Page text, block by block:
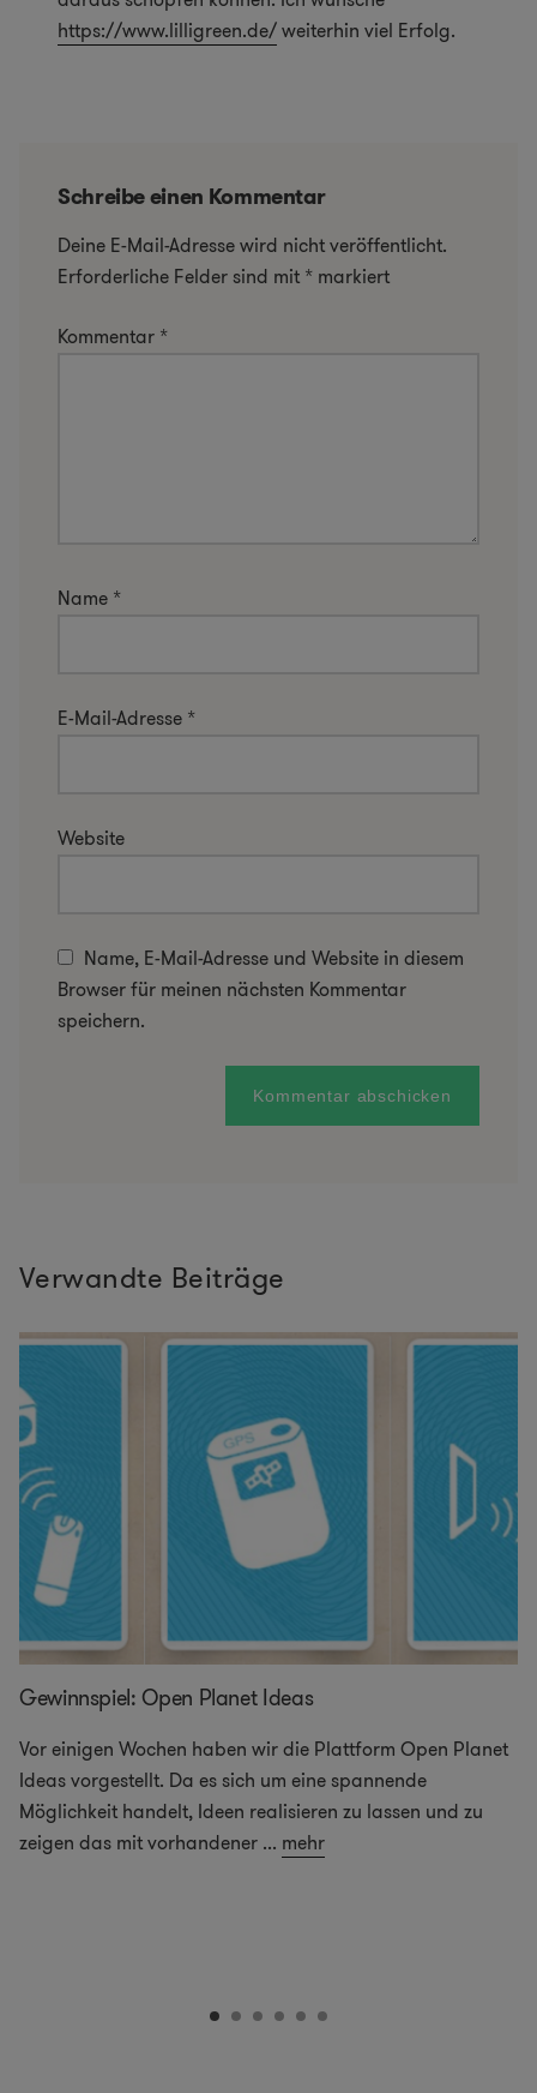
https://www.lilligreen.de/weiterhin viel Erfolg.
Schreibe einen Kommentar
Deine E-Mail-Adresse wird nicht veröffentlicht.
Erforderliche Felder sind mit * markiert
Kommentar *
Name *
E-Mail-Adresse *
Website
Name, E-Mail-Adresse und Website in diesem
Browser für meinen nächsten Kommentar
speichern.
Verwandte Beiträge
Gewinnspiel: Open Planet Ideas
Vor einigen Wochen haben wir die Plattform Open Planet
Ideas vorgestellt. Da es sich um eine spannende
Möglichkeit handelt, Ideen realisieren zu lassen und zu
zeigen das mit vorhandener ... mehr